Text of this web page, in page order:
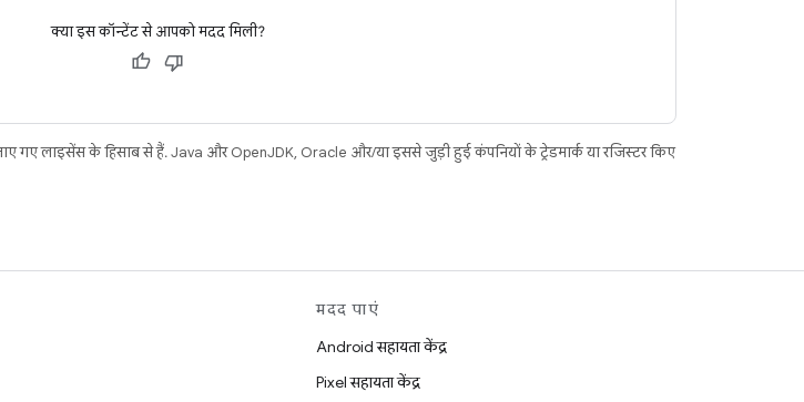
क्या इस कॉन्टेंट से आपको मदद मिली?
गए लाइसेंस के हिसाब से हैं. Java और OpenJDK, Oracle और/या इससे जुड़ी हुई कंपनियों के ट्रेडमार्क या रजिस्टर किए
मदद पाएं
Android सहायता केंद्र
Pixel सहायता केंद्र